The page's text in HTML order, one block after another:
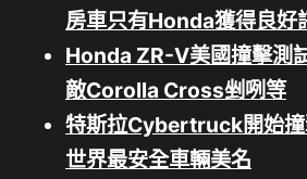
房車只有Honda獲得良好
Honda ZR-V美國撞擊測
敵Corolla Cross剉咧等
特斯拉Cybertruck開始
世界最安全車輛美名